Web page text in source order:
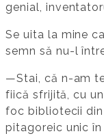
genial,
Se uita la mine
semn să nu-l
—Stai, că n-am
fiică sfrijită, cu
foc bibliotecii din
pitagoreic unic